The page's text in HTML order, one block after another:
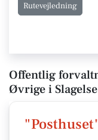
Rutevejledning
Offentlig
Øvrige i Slagelse